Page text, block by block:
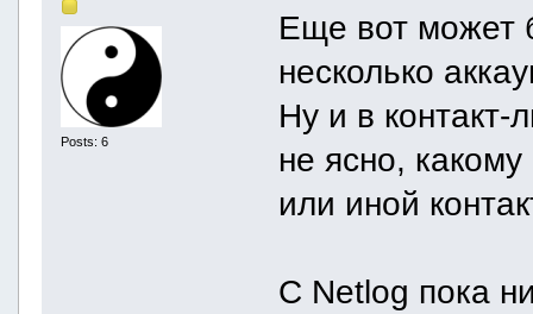
Posts: 6
Еще вот может
несколько
Ну и в контакт-
не ясно,
или иной
С Netlog пока